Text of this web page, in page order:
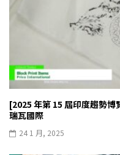
[2025 年第 15 屆印度趨勢
瑞瓦國際
24 1 月, 2025